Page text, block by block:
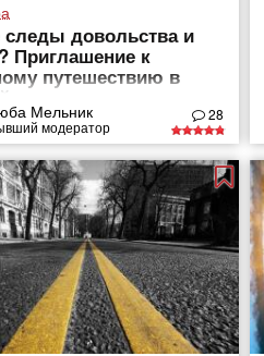
следы довольства и
Приглашение к
путешествию в
деревню
Мельник
модератор
28